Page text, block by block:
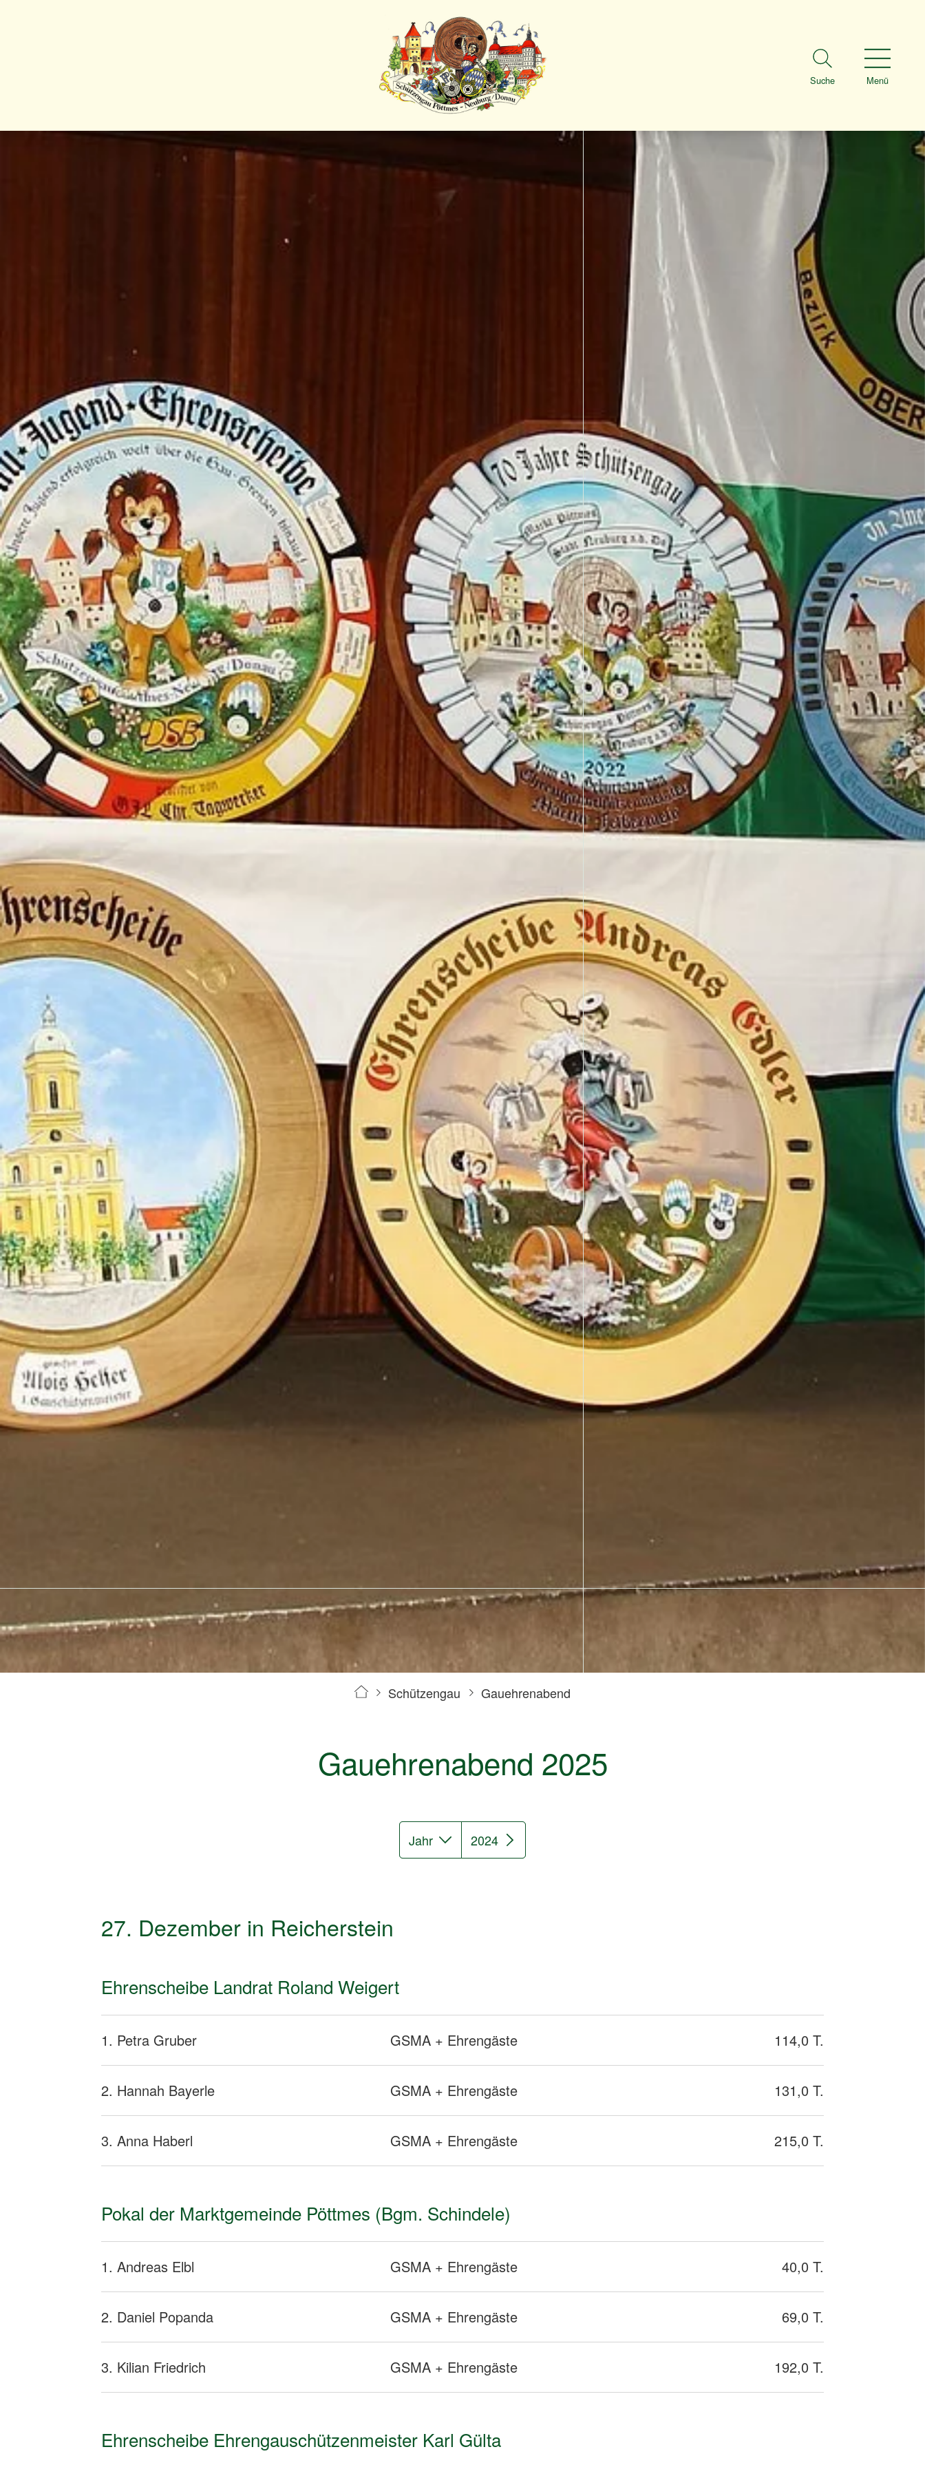
Suche Menü
Gauehrenabend
Schützengau
Gauehrenabend 2025
Jahr 2024
27. Dezember in Reicherstein
Ehrenscheibe Landrat Roland Weigert
1. Petra Gruber GSMA + Ehrengäste 114,0 T.
2. Hannah Bayerle GSMA + Ehrengäste 131,0 T.
3. Anna Haberl GSMA + Ehrengäste 215,0 T.
Pokal der Marktgemeinde Pöttmes (Bgm. Schindele)
1. Andreas Elbl GSMA + Ehrengäste 40,0 T.
2. Daniel Popanda GSMA + Ehrengäste 69,0 T.
3. Kilian Friedrich GSMA + Ehrengäste 192,0 T.
Ehrenscheibe Ehrengauschützenmeister Karl Gülta